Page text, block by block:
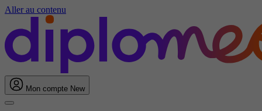
Aller au contenu
Mon compte New